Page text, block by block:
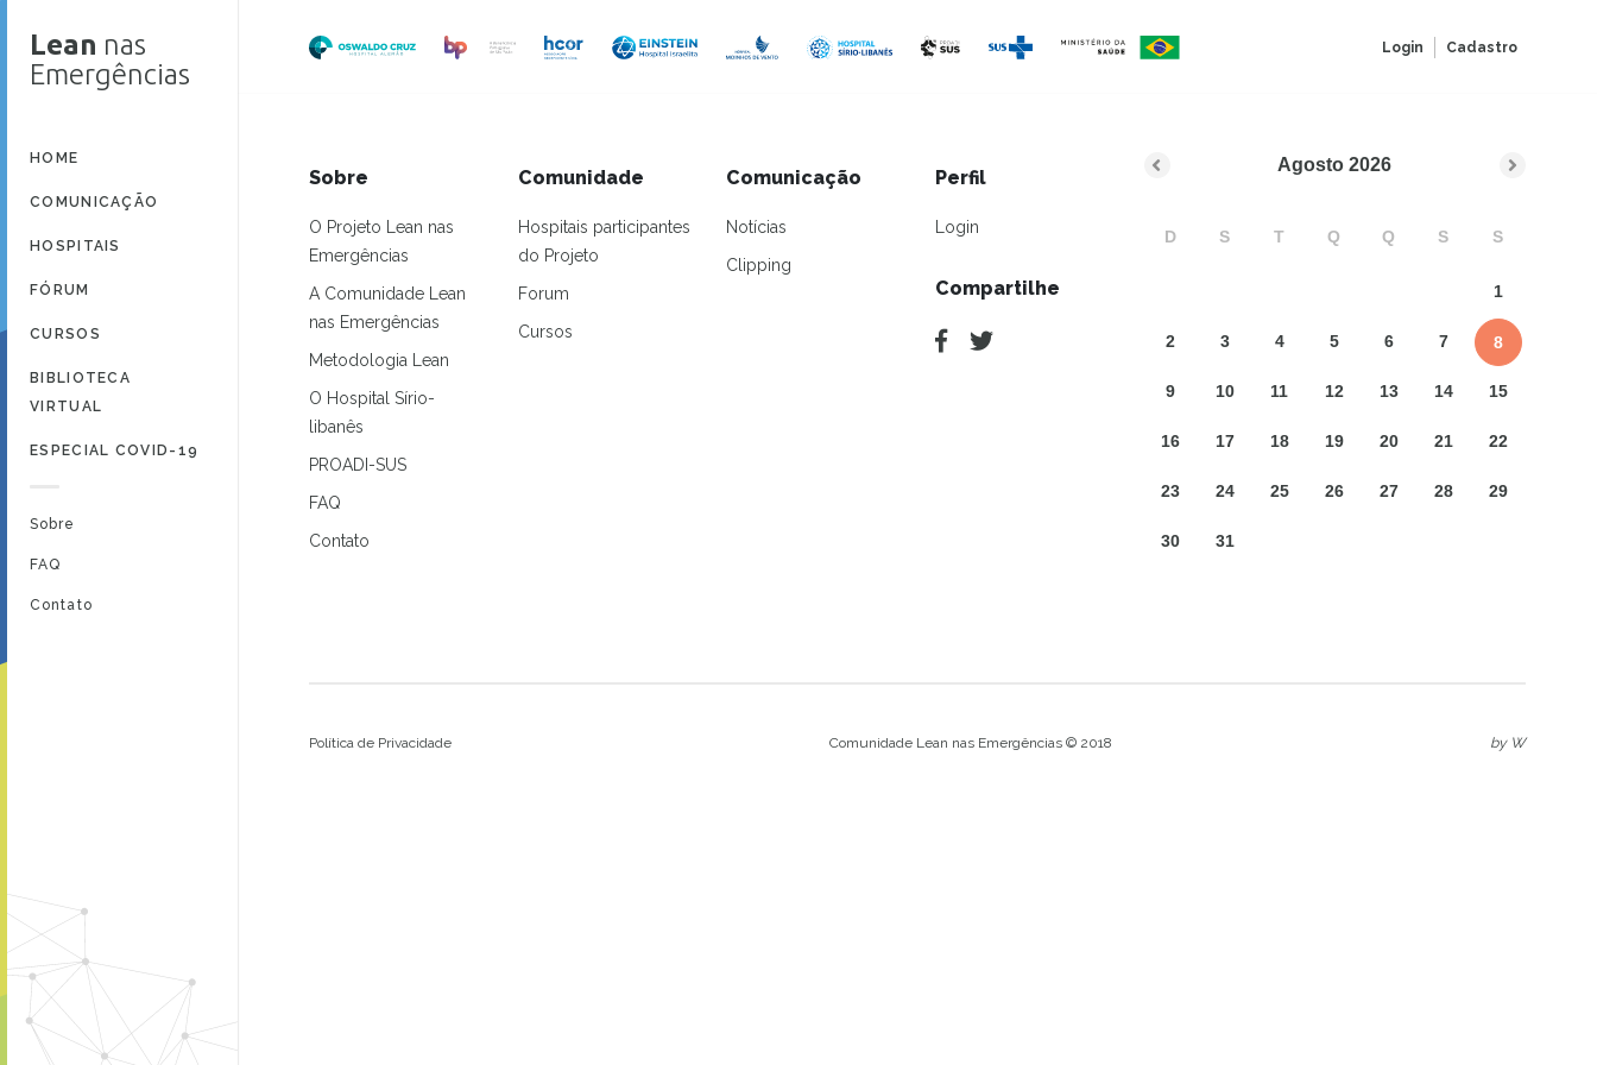
Login Cadastro
Lean nas
Emergências
HOME
COMUNICAÇÃO
HOSPITAIS
FÓRUM
CURSOS
BIBLIOTECA
VIRTUAL
ESPECIAL COVID-19
Sobre
FAQ
Contato
Sobre
O Projeto Lean nas
Emergências
A Comunidade Lean
nas Emergências
Metodologia Lean
O Hospital Sírio-
libanês
PROADI-SUS
FAQ
Contato
Comunidade
Hospitais participantes
do Projeto
Forum
Cursos
Comunicação
Notícias
Clipping
Perfil
Login
Compartilhe
Agosto 2026
D S T Q Q S S
1
2 3 4 5 6 7 8
9 10 11 12 13 14 15
16 17 18 19 20 21 22
23 24 25 26 27 28 29
30 31
Política de Privacidade Comunidade Lean nas Emergências © 2018 by W